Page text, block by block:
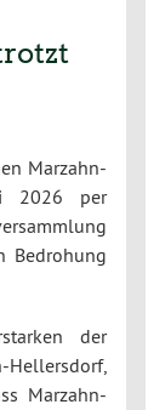
Marzahn-
2026 per
Bedrohung
der
Marzahn-